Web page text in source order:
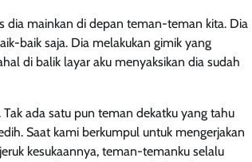
dia mainkan di depan teman-teman kita. Dia
baik saja. Dia melakukan gimik yang
di balik layar aku menyaksikan dia sudah
ada satu pun teman dekatku yang tahu
Saat kami berkumpul untuk mengerjakan
kesukaannya, teman-temanku selalu